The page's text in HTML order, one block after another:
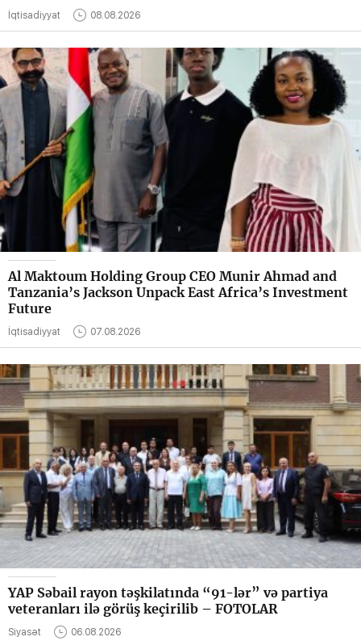
İqtisadiyyat 08.08.2026
Al Maktoum Holding Group CEO Munir Ahmad and
Tanzania’s Jackson Unpack East Africa’s Investment
Future
İqtisadiyyat 07.08.2026
YAP Səbail rayon təşkilatında “91-lər” və partiya
veteranları ilə görüş keçirilib – FOTOLAR
Siyasət 06.08.2026